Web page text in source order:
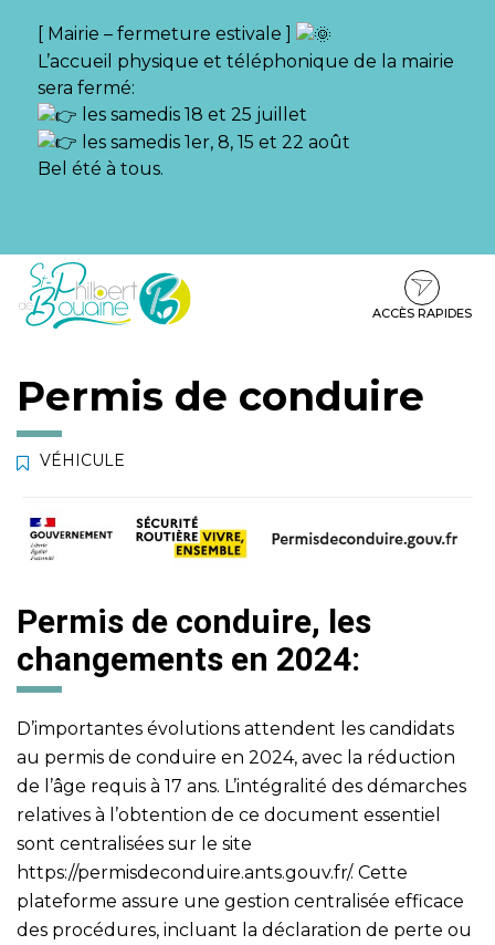
[ Mairie – fermeture estivale ]
L’accueil physique et téléphonique de la mairie
sera fermé:
les samedis 18 et 25 juillet
les samedis 1er, 8, 15 et 22 août
Bel été à tous.
Aller
Aller
contenu
Aller
pied
ACCÈS RAPIDES
Permis de conduire
VÉHICULE
Permis de conduire, les
changements en 2024:
D’importantes évolutions attendent les candidats
au permis de conduire en 2024, avec la réduction
de l’âge requis à 17 ans. L’intégralité des démarches
relatives à l’obtention de ce document essentiel
sont centralisées sur le site
https://permisdeconduire.ants.gouv.fr/. Cette
plateforme assure une gestion centralisée efficace
des procédures, incluant la déclaration de perte ou